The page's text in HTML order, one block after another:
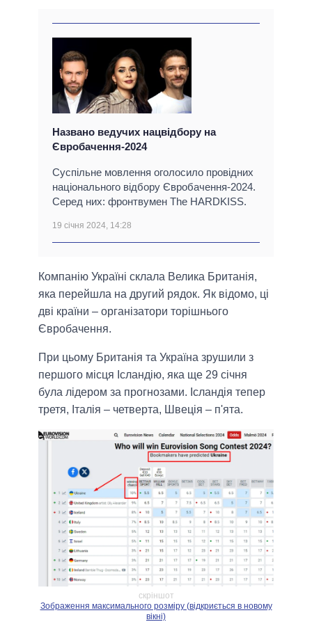
Названо ведучих нацвідбору на
Євробачення-2024
Суспільне мовлення оголосило провідних
національного відбору Євробачення-2024.
Серед них: фронтвумен The HARDKISS.
19 січня 2024, 14:28
Компанію Україні склала Велика Британія,
яка перейшла на другий рядок. Як відомо, ці
дві країни – організатори торішнього
Євробачення.
При цьому Британія та Україна зрушили з
першого місця Ісландію, яка ще 29 січня
була лідером за прогнозами. Ісландія тепер
третя, Італія – четверта, Швеція – п'ята.
скріншот
Зображення максимального розміру (відкриється в новому
вікні)